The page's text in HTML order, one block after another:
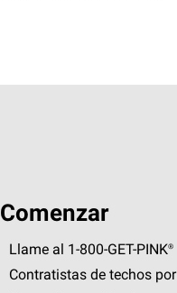
Comenzar
Llame al 1-800-GET -PINK®
Contratistas de techos